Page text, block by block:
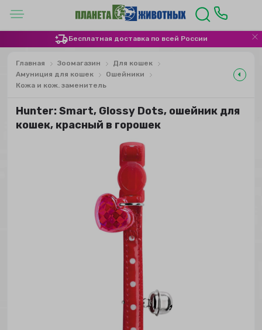
Бесплатная доставка по всей России
Главная Зоомагазин
Для кошек
Амуниция для кошек
Ошейники
Кожа и кож. заменитель
Hunter: Smart, Glossy Dots, ошейник для
кошек, красный в горошек